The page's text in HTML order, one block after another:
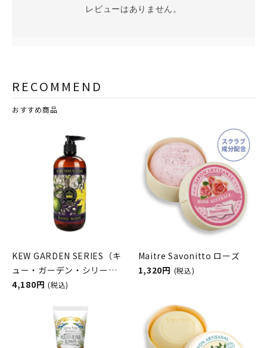
レビューはありません。
RECOMMEND
おすすめ商品
KEW GARDEN SERIES（キ
ュー・ガーデン・シリー
ズ） ラグジュアリーハンド
LIME （ナルシサスライ
ム） THE ENGLISH SOAP
COMPANY （ザ イングリッシ
4,180円 (税込)
Maitre Savonitto ローズ
1,320円 (税込)